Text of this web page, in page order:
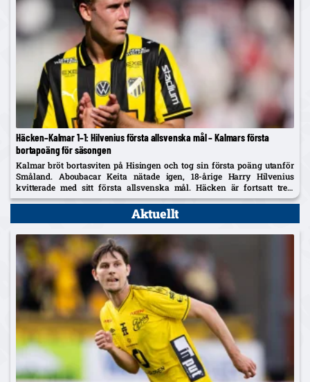
Häcken–Kalmar 1–1: Hilvenius första allsvenska mål – Kalmars första
bortapoäng för säsongen
Kalmar bröt bortasviten på Hisingen och tog sin första poäng utanför
Småland. Aboubacar Keita nätade igen, 18-årige Harry Hilvenius
kvitterade med sitt första allsvenska mål. Häcken är fortsatt trea,
Kalmar kliver upp på tionde plats.
Aktuellt